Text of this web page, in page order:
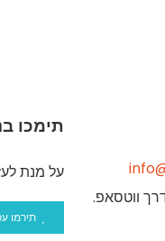
תימכו
על מנת
תירמו